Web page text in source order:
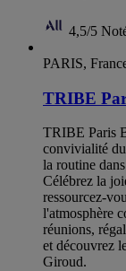
4,5/5
PARIS,
TRIBE
TRIBE Paris
convivialité
la routine
Célébrez la
ressourcez-
l'atmosphère
réunions,
et découvrez
Giroud.